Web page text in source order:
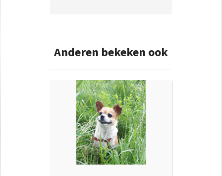
Anderen bekeken ook